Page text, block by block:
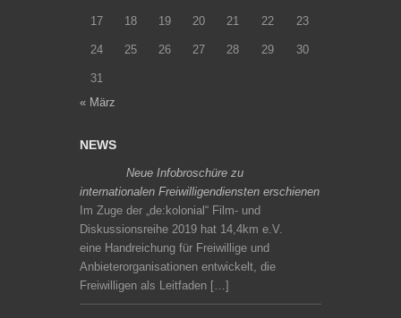
17 18 19 20 21 22 23
24 25 26 27 28 29 30
31
« März
NEWS
Neue Infobroschüre zu
internationalen Freiwilligendiensten erschienen
Im Zuge der „de:kolonial“ Film- und
Diskussionsreihe 2019 hat 14,4km e.V.
eine Handreichung für Freiwillige und
Anbieterorganisationen entwickelt, die
Freiwilligen als Leitfaden […]